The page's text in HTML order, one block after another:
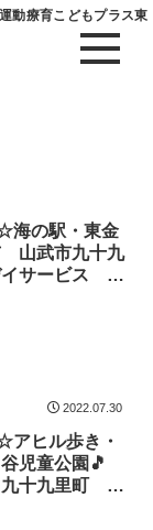
動療育こどもプラス東
海の駅・東金
山武市九十九
サービス 児
2022.07.30
アヒル歩き・
谷児童公園🎵
十九里町 放